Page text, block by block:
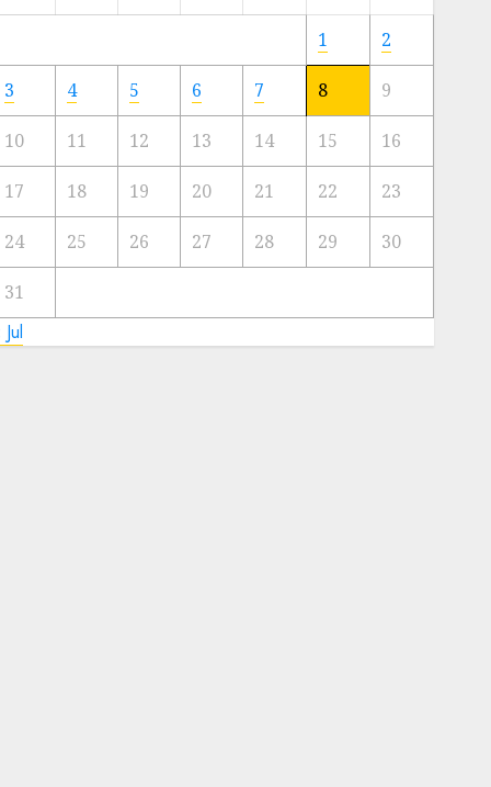
Artis
Kota
23/11/2024
0
1 2
3 4 5 6 7 8 9
10 11 12 13 14 15 16
17 18 19 20 21 22 23
24 25 26 27 28 29 30
31